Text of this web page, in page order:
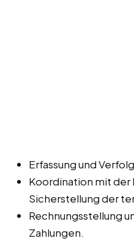
Erfassung und
Koordination mit
Sicherstellung der
Rechnungsstellung
Zahlungen.